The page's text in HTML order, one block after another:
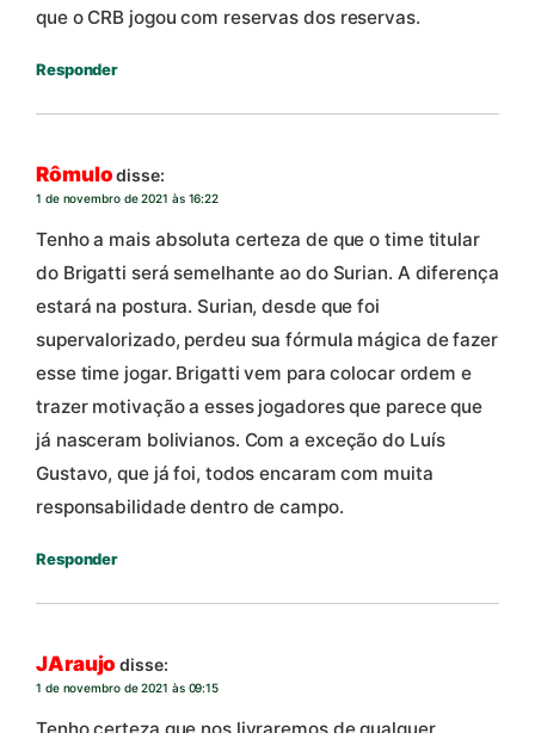
que o CRB jogou com reservas dos reservas.
Responder
Rômulodisse:
1 de novembro de 2021 às 16:22
Tenho a mais absoluta certeza de que o time titular
do Brigatti será semelhante ao do Surian. A diferença
estará na postura. Surian, desde que foi
supervalorizado, perdeu sua fórmula mágica de fazer
esse time jogar. Brigatti vem para colocar ordem e
trazer motivação a esses jogadores que parece que
já nasceram bolivianos. Com a exceção do Luís
Gustavo, que já foi, todos encaram com muita
responsabilidade dentro de campo.
Responder
JAraujo disse:
1 de novembro de 2021 às 09:15
Tenho certeza que nos livraremos de qualquer